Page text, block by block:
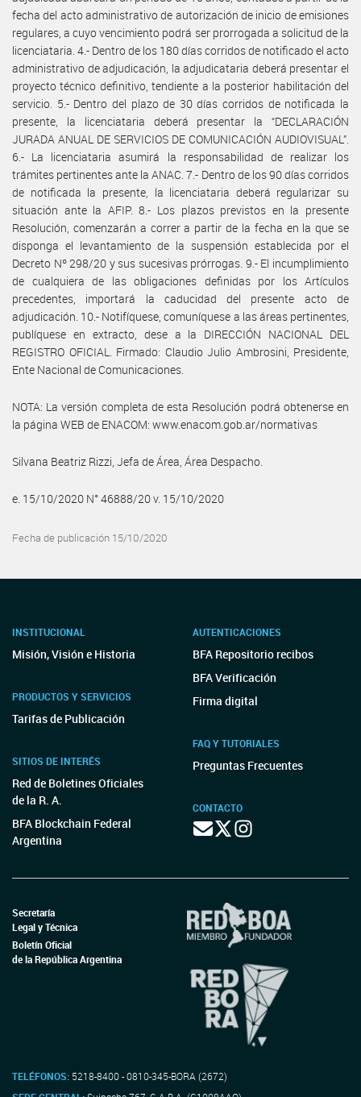
fecha del acto administrativo de autorización de inicio de emisiones
regulares, a cuyo vencimiento podrá ser prorrogada a solicitud de la
licenciataria. 4.- Dentro de los 180 días corridos de notificado el acto
administrativo de adjudicación, la adjudicataria deberá presentar el
proyecto técnico definitivo, tendiente a la posterior habilitación del
servicio. 5.- Dentro del plazo de 30 días corridos de notificada la
presente, la licenciataria deberá presentar la “DECLARACIÓN
JURADA ANUAL DE SERVICIOS DE COMUNICACIÓN AUDIOVISUAL”.
6.- La licenciataria asumirá la responsabilidad de realizar los
trámites pertinentes ante la ANAC. 7.- Dentro de los 90 días corridos
de notificada la presente, la licenciataria deberá regularizar su
situación ante la AFIP. 8.- Los plazos previstos en la presente
Resolución, comenzarán a correr a partir de la fecha en la que se
disponga el levantamiento de la suspensión establecida por el
Decreto Nº 298/20 y sus sucesivas prórrogas. 9.- El incumplimiento
de cualquiera de las obligaciones definidas por los Artículos
precedentes, importará la caducidad del presente acto de
adjudicación. 10.- Notifíquese, comuníquese a las áreas pertinentes,
publíquese en extracto, dese a la DIRECCIÓN NACIONAL DEL
REGISTRO OFICIAL. Firmado: Claudio Julio Ambrosini, Presidente,
Ente Nacional de Comunicaciones.
NOTA: La versión completa de esta Resolución podrá obtenerse en
la página WEB de ENACOM: www.enacom.gob.ar/normativas
Silvana Beatriz Rizzi, Jefa de Área, Área Despacho.
e. 15/10/2020 N° 46888/20 v. 15/10/2020
Fecha de publicación 15/10/2020
INSTITUCIONAL
Misión, Visión e Historia
PRODUCTOS Y SERVICIOS
Tarifas de Publicación
SITIOS DE INTERÉS
Red de Boletines Oficiales
de la R. A.
BFA Blockchain Federal
Argentina
AUTENTICACIONES
BFA Repositorio recibos
BFA Verificación
Firma digital
FAQ Y TUTORIALES
Preguntas Frecuentes
CONTACTO
Secretaría
Legal y Técnica
Boletín Oficial
de la República Argentina
TELÉFONOS: 5218-8400 - 0810-345-BORA (2672)